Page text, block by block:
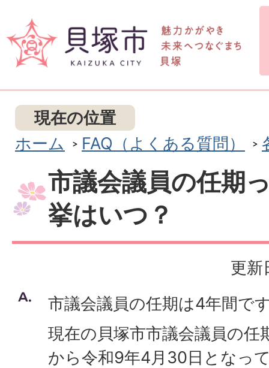
現在の位置
ホーム
FAQ（よくある質問）
市議会議員の任期
挙はいつ？
更新
市議会議員の任期は4年間で
現在の貝塚市市議会議員の任
から令和9年4月30日となっ